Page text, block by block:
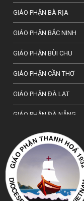
GIÁO PHẬN BÀ RỊA
GIÁO PHẬN BẮC NINH
GIÁO PHẬN BÙI CHU
GIÁO PHẬN CẦN THƠ
GIÁO PHẬN ĐÀ LẠT
GIÁO PHẬN ĐÀ NẴNG
TỔNG GIÁO PHẬN HÀ NỘI
GIÁO PHẬN HẢI PHÒNG
TỔNG GIÁO PHẬN HUẾ
GIÁO PHẬN HƯNG HOÁ